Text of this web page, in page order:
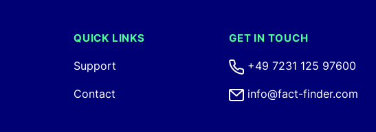
QUICK LINKS
Support
Contact
GET IN TOUCH
+49 7231 125 97600
info@fact-finder.com